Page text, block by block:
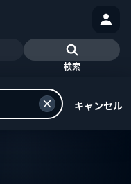
検索
キャンセル